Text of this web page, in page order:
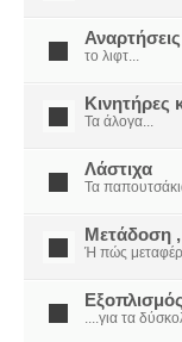
Αναρτήσεις
το λιφτ...
Κινητήρες
Τα άλογα...
Λάστιχα
Τα
Μετάδοση
Ή πώς
....για τα